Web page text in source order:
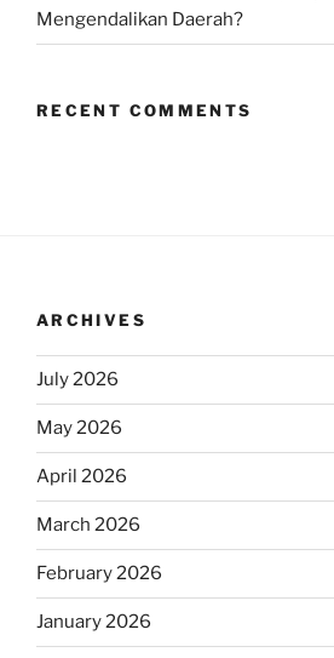
Mengendalikan Daerah?
RECENT COMMENTS
ARCHIVES
July 2026
May 2026
April 2026
March 2026
February 2026
January 2026